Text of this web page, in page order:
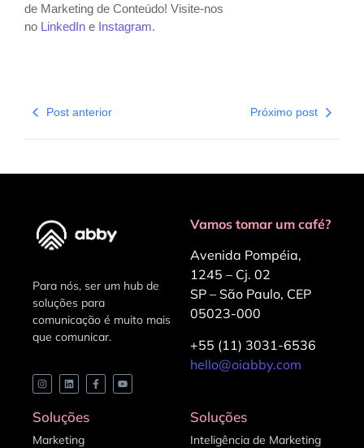
de Marketing de Conteúdo! Visite-nos
no LinkedIn e Instagram.
Post anterior Próximo post
Para nós, ser um hub de
soluções para
comunicação é muito mais
que comunicar.
Vamos tomar um café?
Avenida Pompéia,
1245 – Cj. 02
SP – São Paulo, CEP
05023-000
+55 (11) 3031-6536
hello@oiabby.com
Soluções
Marketing
Soluções
Inteligência de Marketing